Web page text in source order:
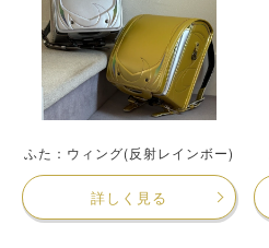
ふた：ウィング(反射レインボー)
詳しく見る